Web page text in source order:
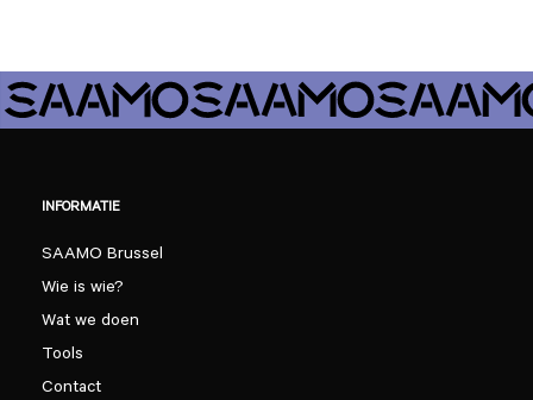
INFORMATIE
SAAMO Brussel
Wie is wie?
Wat we doen
Tools
Contact